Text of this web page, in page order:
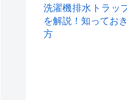
洗濯機排水トラッ
を解説！知ってお
方